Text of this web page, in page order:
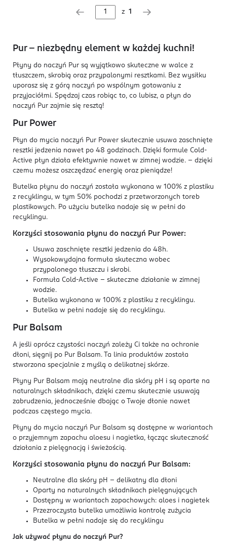
z 1
Pur – niezbędny element w każdej kuchni!
Płyny do naczyń Pur są wyjątkowo skuteczne w walce z
tłuszczem, skrobią oraz przypalonymi resztkami. Bez wysiłku
uporasz się z górą naczyń po wspólnym gotowaniu z
przyjaciółmi. Spędzaj czas robiąc to, co lubisz, a płyn do
naczyń Pur zajmie się resztą!
Pur Power
Płyn do mycia naczyń Pur Power skutecznie usuwa zaschnięte
resztki jedzenia nawet po 48 godzinach. Dzięki formule Cold-
Active płyn działa efektywnie nawet w zimnej wodzie. – dzięki
czemu możesz oszczędzać energię oraz pieniądze!
Butelka płynu do naczyń została wykonana w 100% z plastiku
z recyklingu, w tym 50% pochodzi z przetworzonych toreb
plastikowych. Po użyciu butelka nadaje się w pełni do
recyklingu.
Korzyści stosowania płynu do naczyń Pur Power:
Usuwa zaschnięte resztki jedzenia do 48h.
Wysokowydajna formuła skuteczna wobec
przypalonego tłuszczu i skrobi.
Formuła Cold-Active - skuteczne działanie w zimnej
wodzie.
Butelka wykonana w 100% z plastiku z recyklingu.
Butelka w pełni nadaje się do recyklingu.
Pur Balsam
A jeśli oprócz czystości naczyń zależy Ci także na ochronie
dłoni, sięgnij po Pur Balsam. Ta linia produktów została
stworzona specjalnie z myślą o delikatnej skórze.
Płyny Pur Balsam mają neutralne dla skóry pH i są oparte na
naturalnych składnikach, dzięki czemu skutecznie usuwają
zabrudzenia, jednocześnie dbając o Twoje dłonie nawet
podczas częstego mycia.
Płyny do mycia naczyń Pur Balsam są dostępne w wariantach
o przyjemnym zapachu aloesu i nagietka, łącząc skuteczność
działania z pielęgnacją i świeżością.
Korzyści stosowania płynu do naczyń Pur Balsam:
Neutralne dla skóry pH - delikatny dla dłoni
Oparty na naturalnych składnikach pielęgnujących
Dostępny w wariantach zapachowych: aloes i nagietek
Przezroczysta butelka umożliwia kontrolę zużycia
Butelka w pełni nadaje się do recyklingu
Jak używać płynu do naczyń Pur?